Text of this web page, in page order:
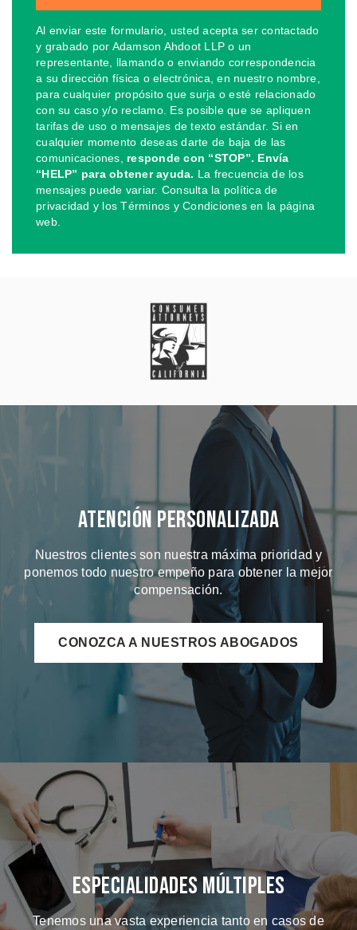
Al enviar este formulario, usted acepta ser contactado
y grabado por Adamson Ahdoot LLP o un
representante, llamando o enviando correspondencia
a su dirección física o electrónica, en nuestro nombre,
para cualquier propósito que surja o esté relacionado
con su caso y/o reclamo. Es posible que se apliquen
tarifas de uso o mensajes de texto estándar. Si en
cualquier momento deseas darte de baja de las
comunicaciones, responde con “STOP”. Envía
“HELP” para obtener ayuda. La frecuencia de los
mensajes puede variar. Consulta la política de
privacidad y los Términos y Condiciones en la página
web.
Atención Personalizada
Nuestros clientes son nuestra máxima prioridad y
ponemos todo nuestro empeño para obtener la mejor
compensación.
CONOZCA A NUESTROS ABOGADOS
Especialidades Múltiples
Tenemos una vasta experiencia tanto en casos de